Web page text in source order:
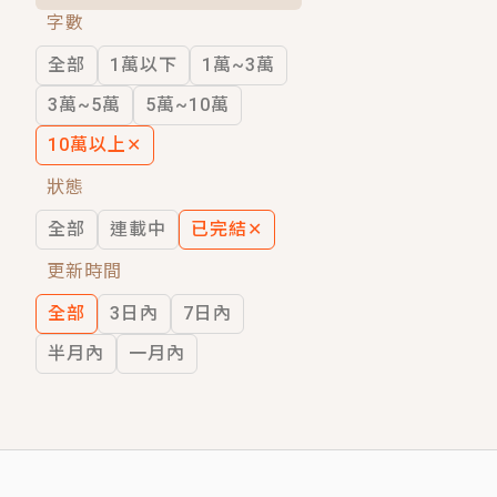
穿越｜《穿越遠古後成了野人娘子》你
字數
全部
1萬以下
1萬~3萬
3萬~5萬
5萬~10萬
10萬以上 ✕
狀態
全部
連載中 已完結✕
更新時間
全部
3日內
7日內
半月內
一月內